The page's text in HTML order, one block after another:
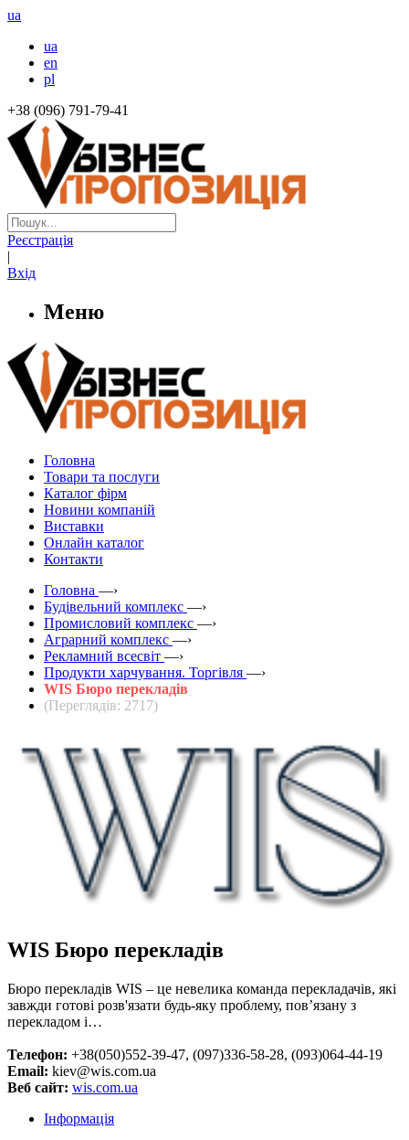
ua
ua
en
pl
+38 (096) 791-79-41
Реєстрація
|
Вхід
Меню
Головна
Товари та послуги
Каталог фірм
Новини компаній
Виставки
Онлайн каталог
Контакти
Головна —›
Будівельний комплекс —›
Промисловий комплекс —›
Аграрний комплекс —›
Рекламний всесвіт —›
Продукти харчування. Торгівля —›
WIS Бюро перекладів
(Переглядів: 2717)
WIS Бюро перекладів
Бюро перекладів WIS – це невелика команда перекладачів, які
завжди готові розв'язати будь-яку проблему, пов’язану з
перекладом і…
Телефон: +38(050)552-39-47, (097)336-58-28, (093)064-44-19
Email: kiev@wis.com.ua
Веб сайт: wis.com.ua
Інформація